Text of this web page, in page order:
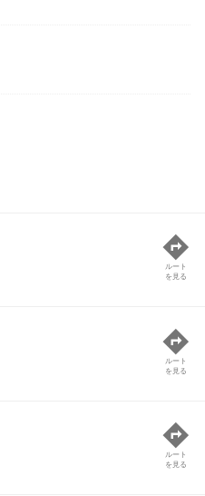
ルート
を見る
ルート
を見る
ルート
を見る